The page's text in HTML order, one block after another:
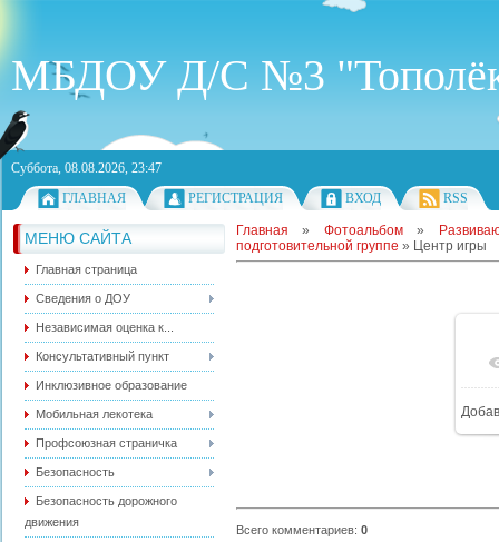
МБДОУ Д/С №3
Суббота, 08.08.2026, 23:47
ГЛАВНАЯ
РЕГИСТРАЦИЯ ВХОД RSS
МЕНЮ САЙТА
Главная страница
Сведения о ДОУ
Независимая оценка к...
Консультативный пункт
Инклюзивное образование
Мобильная лекотека
Профсоюзная страничка
Безопасность
Безопасность дорожного
движения
Главная » Фотоальбом»
подготовительной группе » Центр игры
Всего комментариев: 0